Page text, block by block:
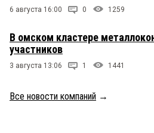
6 августа 16:00 0 1259
В омском кластере
участников
3 августа 13:06 1 1441
Все новости компаний →